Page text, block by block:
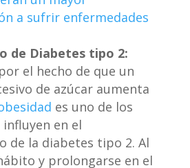
a sufrir enfermedades
de Diabetes tipo 2:
el hecho de que un
de azúcar aumenta
es uno de los
en el
de la diabetes tipo 2. Al
y prolongarse en el